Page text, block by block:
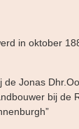
in oktober
de Jonas
bij de